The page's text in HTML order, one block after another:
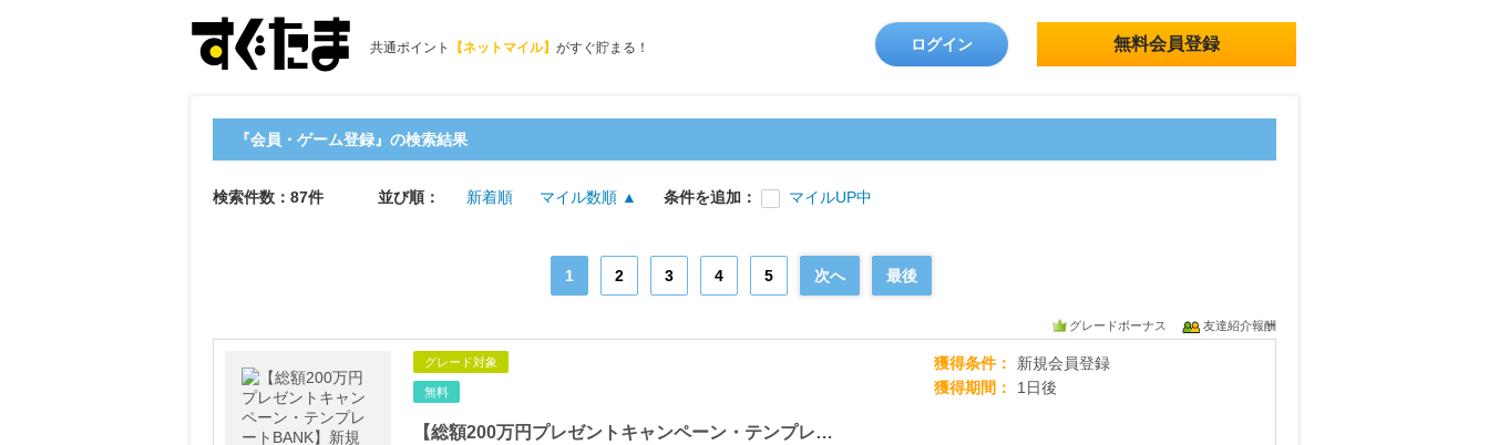
共通ポイント 【ネットマイル】 がすぐ貯まる！ ログイン 無料会員登録
『会員・ゲーム登録』の検索結果
検索件数：87件 並び順： 新着順 マイル数順 ▲ 条件を追加： マイルUP中
1 2 3 4 5 次へ 最後
グレードボーナス 友達紹介報酬
グレード対象
無料
【総額200万円プレゼントキャンペーン・テンプレートBANK】新規会員登録
獲得条件
新規会員登録
獲得期間
1日後